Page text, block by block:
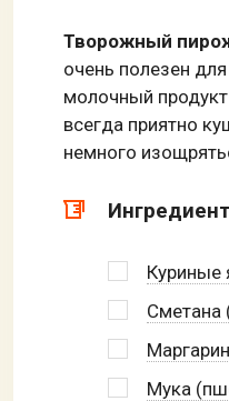
Творожный
очень полезен
молочный
всегда приятно
немного
Куриные
Сметана
Маргарин
Мука